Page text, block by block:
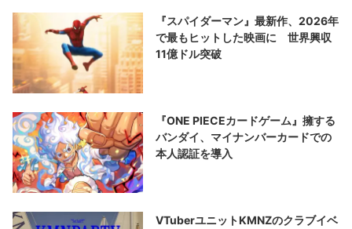
『スパイダーマン』最新作、2026年
で最もヒットした映画に 世界興収
11億ドル突破
『ONE PIECEカードゲーム』擁する
バンダイ、マイナンバーカードでの
本人認証を導入
VTuberユニットKMNZのクラブイベ